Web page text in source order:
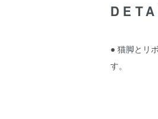
● 猫脚とリ
す。